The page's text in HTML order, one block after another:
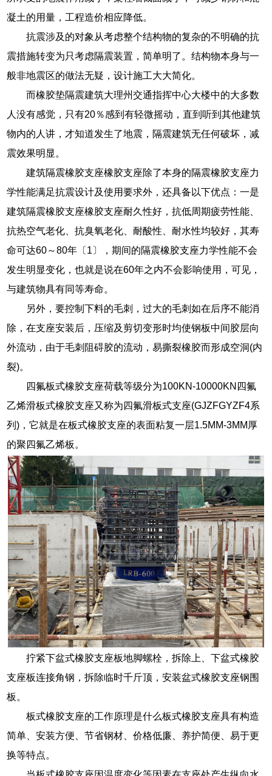
凝土的用量，工程造价相应降低。
抗震涉及的对象从考虑整个结构物的复杂的不明确的抗
震措施转变为只考虑隔震装置，简单明了。结构物本身与一
般非地震区的做法无疑，设计施工大大简化。
而橡胶垫隔震建筑大理州交通指挥中心大楼中的大多数
人没有感觉，只有20％感到有轻微摇动，直到听到其他建筑
物内的人讲，才知道发生了地震，隔震建筑无任何破坏，减
震效果明显。
建筑隔震橡胶支座橡胶支座除了本身的隔震橡胶支座力
学性能满足抗震设计及使用要求外，还具备以下优点：一是
建筑隔震橡胶支座橡胶支座耐久性好，抗低周期疲劳性能、
抗热空气老化、抗臭氧老化、耐酸性、耐水性均较好，其寿
命可达60～80年〔1〕，期间的隔震橡胶支座力学性能不会
发生明显变化，也就是说在60年之内不会影响使用，可见，
与建筑物具有同等寿命。
另外，要控制下料的毛刺，过大的毛刺如在后序不能消
除，在支座安装后，压缩及剪切变形时均使钢板中间胶层向
外流动，由于毛刺阻碍胶的流动，易撕裂橡胶而形成空洞(内
裂)。
四氟板式橡胶支座荷载等级分为100KN-10000KN四氟
乙烯滑板式橡胶支座又称为四氟滑板式支座(GJZFGYZF4系
列)，它就是在板式橡胶支座的表面粘复一层1.5MM-3MM厚
的聚四氟乙烯板。
拧紧下盆式橡胶支座板地脚螺栓，拆除上、下盆式橡胶
支座板连接角钢，拆除临时千斤顶，安装盆式橡胶支座钢围
板。
板式橡胶支座的工作原理是什么板式橡胶支座具有构造
简单、安装方便、节省钢材、价格低廉、养护简便、易于更
换等特点。